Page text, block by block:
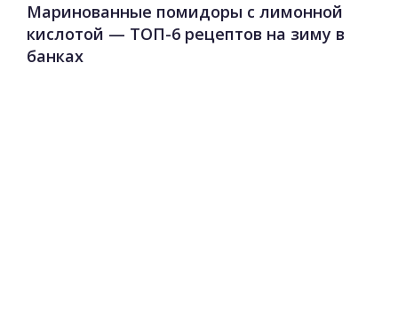
Маринованные помидоры с лимонной
кислотой — ТОП-6 рецептов на зиму в
банках